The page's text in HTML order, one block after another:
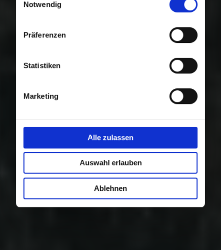
Nutzung der Dienste gesammelt haben.
Notwendig
Präferenzen
Statistiken
Marketing
Alle zulassen
Auswahl erlauben
Ablehnen